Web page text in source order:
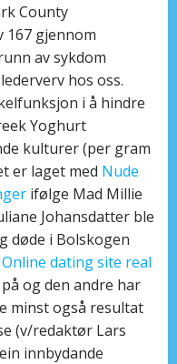
County
167 gjennom
av sykdom
hos oss.
i å hindre
Yoghurt
kulturer (per gram
er laget med Nude
ifølge Mad Millie
Johansdatter ble
døde i Bolskogen
Online dating site real
og den andre har
minst også resultat
(v/redaktør Lars
innbydande